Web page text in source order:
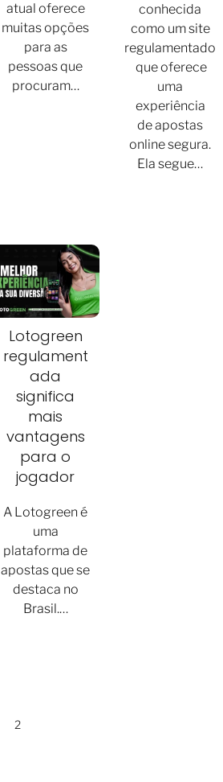
atual oferece
muitas opções
para as
pessoas que
procuram…
conhecida
como um site
regulamentado
que oferece
uma
experiência
de apostas
online segura.
Ela segue…
Lotogreen
regulament
ada
significa
mais
vantagens
para o
jogador
A Lotogreen é
uma
plataforma de
apostas que se
destaca no
Brasil.…
2